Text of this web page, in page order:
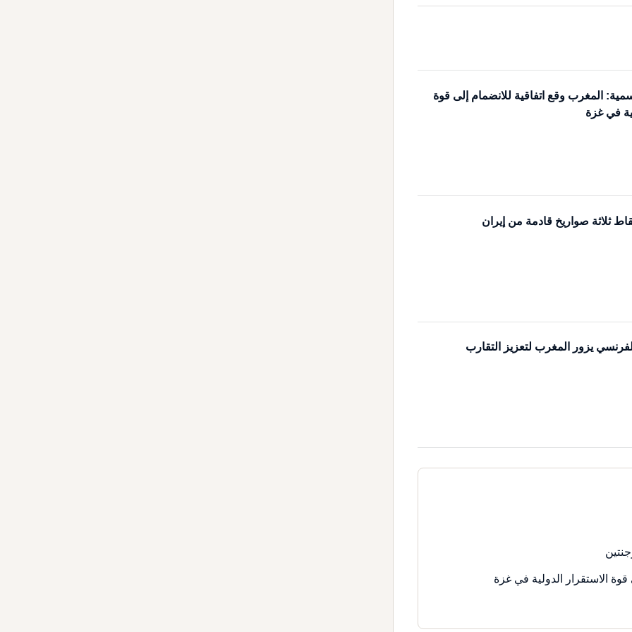
المغرب وقع اتفاقية للانضمام إلى قوة
في غزة
ثلاثة صواريخ قادمة من إيران
يزور المغرب لتعزيز التقارب
الاستقرار الدولية في غزة